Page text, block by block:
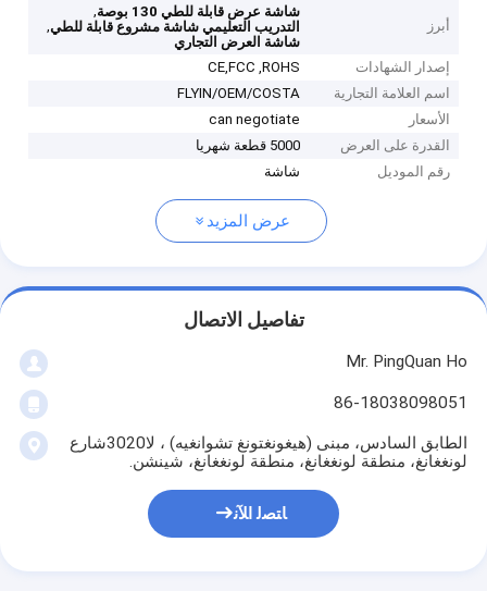
أبرز
شاشة عرض قابلة للطي 130 بوصة
,
التدريب التعليمي شاشة مشروع قابلة للطي,
شاشة العرض التجاري
إصدار الشهادات
CE,FCC ,ROHS
اسم العلامة التجارية
FLYIN/OEM/COSTA
الأسعار
can negotiate
القدرة على العرض
5000 قطعة شهريا
رقم الموديل
شاشة
عرض المزيد
تفاصيل الاتصال
Mr. PingQuan Ho
86-18038098051
الطابق السادس، مبنى (هيغونغتونغ تشوانغيه) ، لا3020شارع
لونغغانغ، منطقة لونغغانغ، منطقة لونغغانغ، شينشن.
ﺎﺘﺼﻟ ﺍﻶﻧ